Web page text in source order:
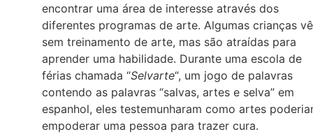
encontrar uma área de interesse através dos
diferentes programas de arte. Algumas crianças
sem treinamento de arte, mas são atraídas para
aprender uma habilidade. Durante uma escola de
férias chamada “Selvarte“, um jogo de palavras
contendo as palavras “salvas, artes e selva” em
espanhol, eles testemunharam como artes
empoderar uma pessoa para trazer cura.